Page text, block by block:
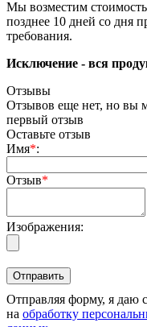
Мы возместим
позднее 10 дней со дня
требования.
Исключение - вся
Отзывы
Отзывов еще нет, но вы
первый отзыв
Оставьте отзыв
Имя*:
Отзыв*
Изображения:
Отправляя форму, я даю
на обработку